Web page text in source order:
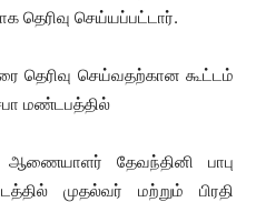
தெரிவு செய்யப்பட்டார்.
தெரிவு செய்வதற்கான கூட்டம்
மண்டபத்தில்
ஆணையாளர் தேவந்தினி பாபு
முதல்வர் மற்றும் பிரதி